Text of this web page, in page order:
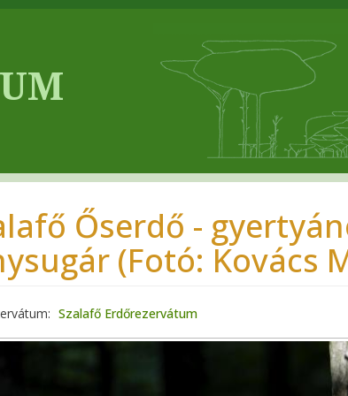
Őserdő -
(Fotó: Kovács
Szalafő Erdőrezervátum